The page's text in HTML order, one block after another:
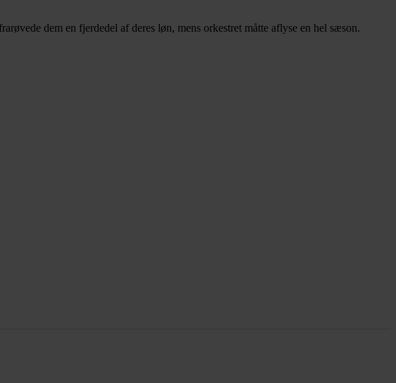
dem en fjerdedel af deres løn, mens orkestret måtte aflyse en hel sæson.